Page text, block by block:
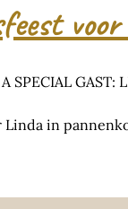
SPECIAL
Linda in